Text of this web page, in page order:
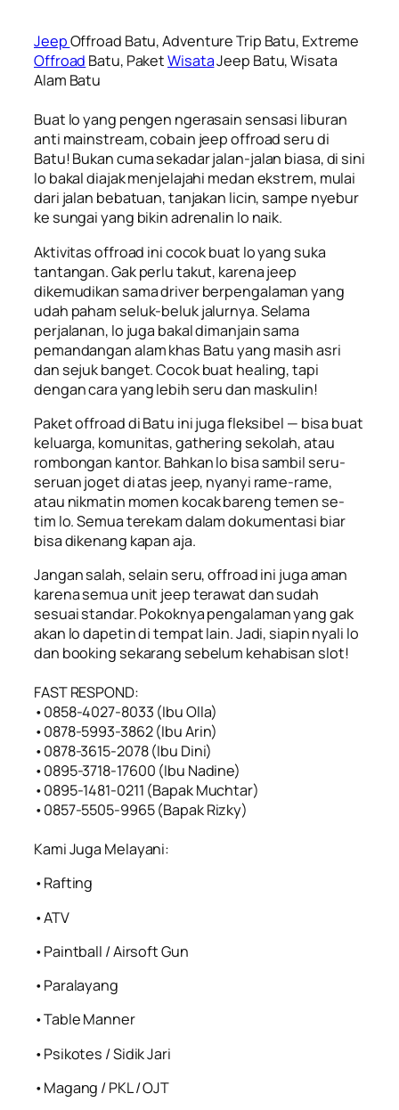
JeepOffroad Batu, Adventure Trip Batu, Extreme
Offroad Batu, PaketWisataJeep Batu, Wisata
Alam Batu
Buat lo yang pengen ngerasain sensasi liburan
anti mainstream, cobain jeep offroad seru di
Batu! Bukan cuma sekadar jalan-jalan biasa, di sini
lo bakal diajak menjelajahi medan ekstrem, mulai
dari jalan bebatuan, tanjakan licin, sampe nyebur
ke sungai yang bikin adrenalin lo naik.
Aktivitas offroad ini cocok buat lo yang suka
tantangan. Gak perlu takut, karena jeep
dikemudikan sama driver berpengalaman yang
udah paham seluk-beluk jalurnya. Selama
perjalanan, lo juga bakal dimanjain sama
pemandangan alam khas Batu yang masih asri
dan sejuk banget. Cocok buat healing, tapi
dengan cara yang lebih seru dan maskulin!
Paket offroad di Batu ini juga fleksibel — bisa buat
keluarga, komunitas, gathering sekolah, atau
rombongan kantor. Bahkan lo bisa sambil seru-
seruan joget di atas jeep, nyanyi rame-rame,
atau nikmatin momen kocak bareng temen se-
tim lo. Semua terekam dalam dokumentasi biar
bisa dikenang kapan aja.
Jangan salah, selain seru, offroad ini juga aman
karena semua unit jeep terawat dan sudah
sesuai standar. Pokoknya pengalaman yang gak
akan lo dapetin di tempat lain. Jadi, siapin nyali lo
dan booking sekarang sebelum kehabisan slot!
FAST RESPOND:
•0858-4027-8033 (Ibu Olla)
•0878-5993-3862 (Ibu Arin)
•0878-3615-2078 (Ibu Dini)
•0895-3718-17600 (Ibu Nadine)
•0895-1481-0211 (Bapak Muchtar)
•0857-5505-9965 (Bapak Rizky)
Kami Juga Melayani:
•Rafting
•ATV
•Paintball / Airsoft Gun
•Paralayang
•Table Manner
•Psikotes / Sidik Jari
•Magang / PKL / OJT